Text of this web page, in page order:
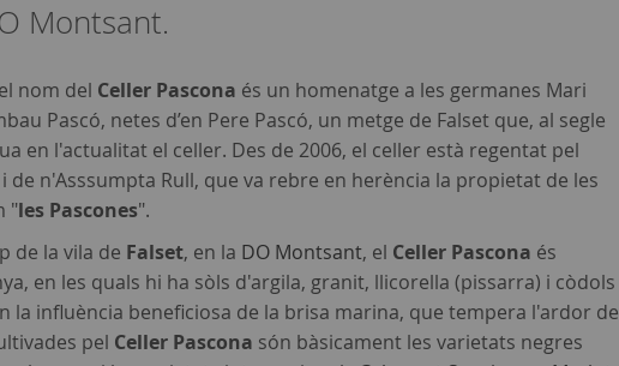
Montsant.
nom del Celler Pascona és un homenatge a les germanes Mari
Pascó, netes d’en Pere Pascó, un metge de Falset que, al segle
en l'actualitat el celler. Des de 2006, el celler està regentat pel
de n'Asssumpta Rull, que va rebre en herència la propietat de les
"les Pascones".
de la vila de Falset, en la DO Montsant, el Celler Pascona és
en les quals hi ha sòls d'argila, granit, llicorella (pissarra) i còdols
la influència beneficiosa de la brisa marina, que tempera l'ardor de
pel Celler Pascona són bàsicament les varietats negres